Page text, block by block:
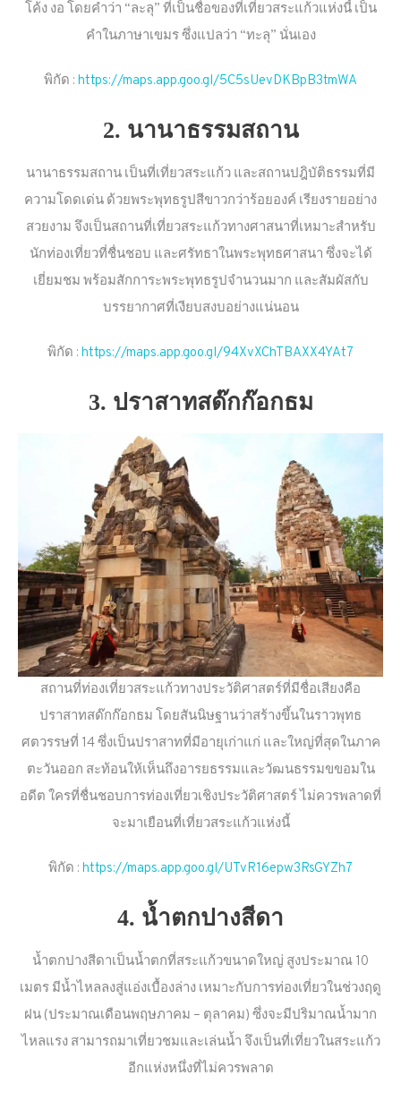
โค้ง งอ โดยคำว่า “ละลุ” ที่เป็นชื่อของที่เที่ยวสระแก้วแห่งนี้ เป็น
คำในภาษาเขมร ซึ่งแปลว่า “ทะลุ” นั่นเอง
พิกัด : https://maps.app.goo.gl/5C5sUevDKBpB3tmWA
2. นานาธรรมสถาน
นานาธรรมสถาน เป็นที่เที่ยวสระแก้ว และสถานปฎิบัติธรรมที่มี
ความโดดเด่น ด้วยพระพุทธรูปสีขาวกว่าร้อยองค์ เรียงรายอย่าง
สวยงาม จึงเป็นสถานที่เที่ยวสระแก้วทางศาสนาที่เหมาะสำหรับ
นักท่องเที่ยวที่ชื่นชอบ และศรัทธาในพระพุทธศาสนา ซึ่งจะได้
เยี่ยมชม พร้อมสักการะพระพุทธรูปจำนวนมาก และสัมผัสกับ
บรรยากาศที่เงียบสงบอย่างแน่นอน
พิกัด : https://maps.app.goo.gl/94XvXChTBAXX4YAt7
3. ปราสาทสด๊กก๊อกธม
สถานที่ท่องเที่ยวสระแก้วทางประวัติศาสตร์ที่มีชื่อเสียงคือ
ปราสาทสด๊กก๊อกธม โดยสันนิษฐานว่าสร้างขึ้นในราวพุทธ
ศตวรรษที่ 14 ซึ่งเป็นปราสาทที่มีอายุเก่าแก่ และใหญ่ที่สุดในภาค
ตะวันออก สะท้อนให้เห็นถึงอารยธรรมและวัฒนธรรมขขอมใน
อดีต ใครที่ชื่นชอบการท่องเที่ยวเชิงประวัติศาสตร์ ไม่ควรพลาดที่
จะมาเยือนที่เที่ยวสระแก้วแห่งนี้
พิกัด : https://maps.app.goo.gl/UTvR16epw3RsGYZh7
4. น้ำตกปางสีดา
น้ำตกปางสีดาเป็นน้ำตกที่สระแก้วขนาดใหญ่ สูงประมาณ 10
เมตร มีน้ำไหลลงสู่แอ่งเบื้องล่าง เหมาะกับการท่องเที่ยวในช่วงฤดู
ฝน (ประมาณเดือนพฤษภาคม – ตุลาคม) ซึ่งจะมีปริมาณน้ำมาก
ไหลแรง สามารถมาเที่ยวชมและเล่นน้ำ จึงเป็นที่เที่ยวในสระแก้ว
อีกแห่งหนึ่งที่ไม่ควรพลาด